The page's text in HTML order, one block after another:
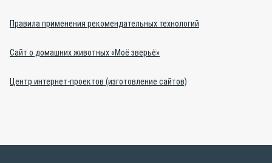
Правила применения рекомендательных технологий
Сайт о домашних животных «Моё зверьё»
Центр интернет-проектов (изготовление сайтов)